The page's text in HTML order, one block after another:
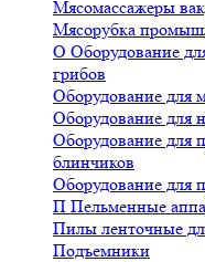
Мясомассажеры
Мясорубка
О Оборудование
грибов
Оборудование для
Оборудование для
Оборудование для
блинчиков
Оборудование для
П Пельменные
Пилы ленточные
Подъемники